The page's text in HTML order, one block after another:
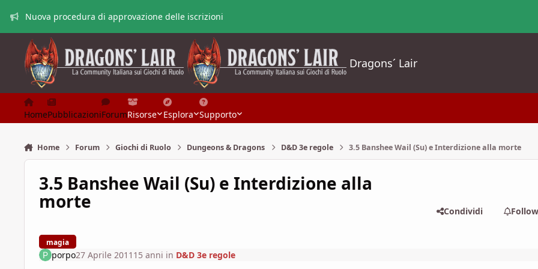
Nuova procedura di approvazione delle iscrizioni
Dragons´ Lair
HomePubblicazioniForumRisorse Esplora Supporto
Home Forum Giochi di Ruolo Dungeons & Dragons D&D 3e regole 3.5 Banshee Wail (Su) e Interdizione alla morte
3.5 Banshee Wail (Su) e Interdizione alla
morte
magia
Condividi
porpo27 Aprile 2011 15 anni in D&D 3e regole